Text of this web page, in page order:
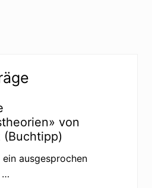
von
(Buchtipp)
ausgesprochen
…